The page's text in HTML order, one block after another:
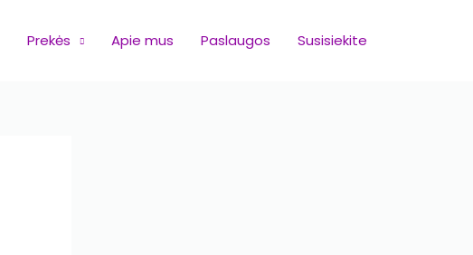
Prekės Apie mus Paslaugos Susisiekite